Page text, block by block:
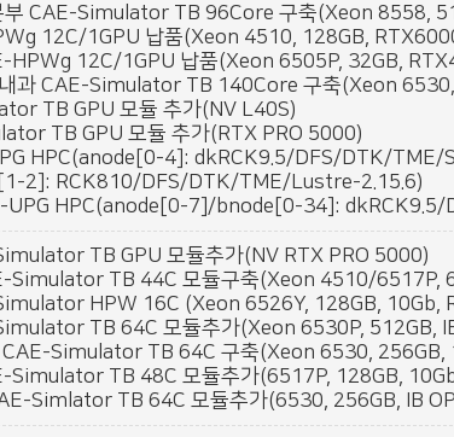
부 CAE-Simulator TB 96Core 구축(Xeon 8558,
12C/1GPU 납품(Xeon 4510, 128GB,
HPWg 12C/1GPU 납품(Xeon 6505P, 32GB,
과 CAE-Simulator TB 140Core 구축(Xeon
TB GPU 모듈 추가(NV L40S)
TB GPU 모듈 추가(RTX PRO 5000)
HPC(anode[0-4]: dkRCK9.5/DFS/DTK/TME/
2]: RCK810/DFS/DTK/TME/Lustre-2.15.6)
UPG HPC(anode[0-7]/bnode[0-34]:
TB GPU 모듈추가(NV RTX PRO 5000)
Simulator TB 44C 모듈구축(Xeon 4510/6517P,
HPW 16C (Xeon 6526Y, 128GB, 10Gb,
TB 64C 모듈추가(Xeon 6530P, 512GB,
CAE-Simulator TB 64C 구축(Xeon 6530, 256GB,
Simulator TB 48C 모듈추가(6517P, 128GB,
Simlator TB 64C 모듈추가(6530, 256GB, IB